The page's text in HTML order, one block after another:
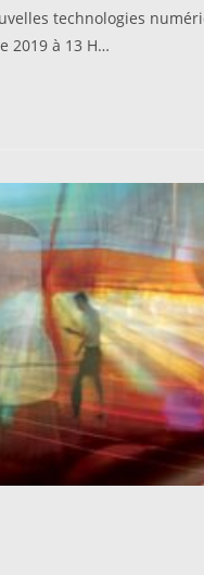
technologies
2019 à 13 H…